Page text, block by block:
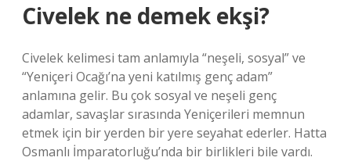
Civelek ne demek ekşi?
Civelek kelimesi tam anlamıyla “neşeli, sosyal” ve
“Yeniçeri Ocağı’na yeni katılmış genç adam”
anlamına gelir. Bu çok sosyal ve neşeli genç
adamlar, savaşlar sırasında Yeniçerileri memnun
etmek için bir yerden bir yere seyahat ederler. Hatta
Osmanlı İmparatorluğu’nda bir birlikleri bile vardı.